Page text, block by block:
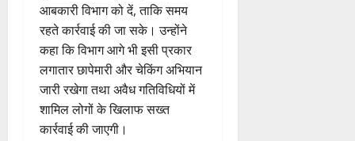
आबकारी विभाग को दें, ताकि समय
रहते कार्रवाई की जा सके। उन्होंने
कहा कि विभाग आगे भी इसी प्रकार
लगातार छापेमारी और चेकिंग अभियान
जारी रखेगा तथा अवैध गतिविधियों में
शामिल लोगों के खिलाफ सख्त
कार्रवाई की जाएगी।